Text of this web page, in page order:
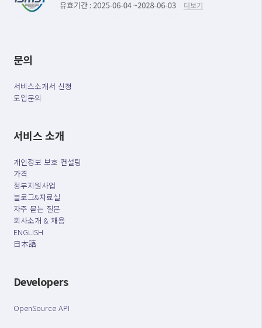
문의
서비스소개서 신청
도입문의
서비스 소개
개인정보 보호 컨설팅
가격
정부지원사업
블로그&자료실
자주 묻는 질문
회사소개 & 채용
ENGLISH
日本語
Developers
OpenSource API